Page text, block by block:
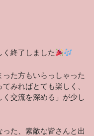
終了しました
た方もいらっしゃった
みればとても楽しく、
交流を深める」が少し
た、素敵な皆さんと出